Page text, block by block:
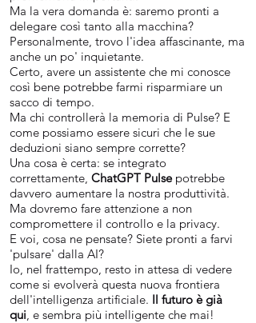
Ma la vera domanda è: saremo pronti a
delegare così tanto alla macchina?
Personalmente, trovo l'idea affascinante, ma
anche un po' inquietante.
Certo, avere un assistente che mi conosce
così bene potrebbe farmi risparmiare un
sacco di tempo.
Ma chi controllerà la memoria di Pulse? E
come possiamo essere sicuri che le sue
deduzioni siano sempre corrette?
Una cosa è certa: se integrato
correttamente, ChatGPT Pulsepotrebbe
davvero aumentare la nostra produttività.
Ma dovremo fare attenzione a non
compromettere il controllo e la privacy.
E voi, cosa ne pensate? Siete pronti a farvi
'pulsare' dalla AI?
Io, nel frattempo, resto in attesa di vedere
come si evolverà questa nuova frontiera
dell'intelligenza artificiale. Il futuro è già
qui, e sembra più intelligente che mai!